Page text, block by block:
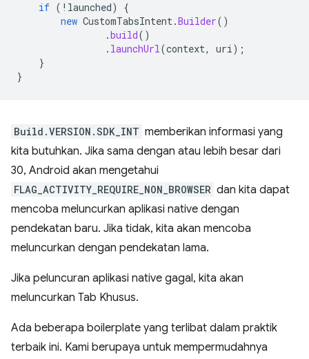
if ( ! launched)
{
new CustomTabsIntent.Builder()
.build()
. launchUrl(context, uri);
}
}
Build.VERSION.SDK_INT memberikan informasi yang
kita butuhkan. Jika sama dengan atau lebih besar dari
30, Android akan mengetahui
FLAG_ACTIVITY_REQUIRE_NON_BROWSER dan kita dapat
mencoba meluncurkan aplikasi native dengan
pendekatan baru. Jika tidak, kita akan mencoba
meluncurkan dengan pendekatan lama.
Jika peluncuran aplikasi native gagal, kita akan
meluncurkan Tab Khusus.
Ada beberapa boilerplate yang terlibat dalam praktik
terbaik ini. Kami berupaya untuk mempermudahnya